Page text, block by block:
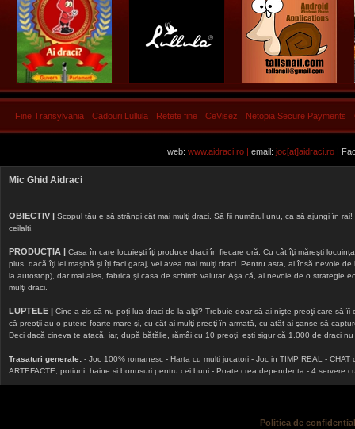
Fine Transylvania Cadouri Lullula Retete fine CeVisez Netopia Secure Payments
web: www.aidraci.ro | email: joc[at]aidraci.ro |
Mic Ghid Aidraci
OBIECTIV | Scopul tău e să strângi cât mai mulţi draci. Să fii numărul unu, ca să ajungi în
ceilalţi.
PRODUCȚIA | Casa în care locuieşti îţi produce draci în fiecare oră. Cu cât îţi măreşti
plus, dacă îţi iei maşină şi îţi faci garaj, vei avea mai mulţi draci. Pentru asta, ai însă nevoie
la autostop), dar mai ales, fabrica şi casa de schimb valutar. Aşa că, ai nevoie de o strategie
mulţi draci.
LUPTELE | Cine a zis că nu poţi lua draci de la alţii? Trebuie doar să ai nişte preoţi care să
că preoţii au o putere foarte mare şi, cu cât ai mulţi preoţi în armată, cu atât ai şanse să
Deci dacă cineva te atacă, iar, după bătălie, rămâi cu 10 preoţi, eşti sigur că 1.000 de draci
Trasaturi generale: - Joc 100% romanesc - Harta cu multi jucatori - Joc in TIMP REAL -
ARTEFACTE, potiuni, haine si bonusuri pentru cei buni - Poate crea dependenta - 4 servere
Politica de